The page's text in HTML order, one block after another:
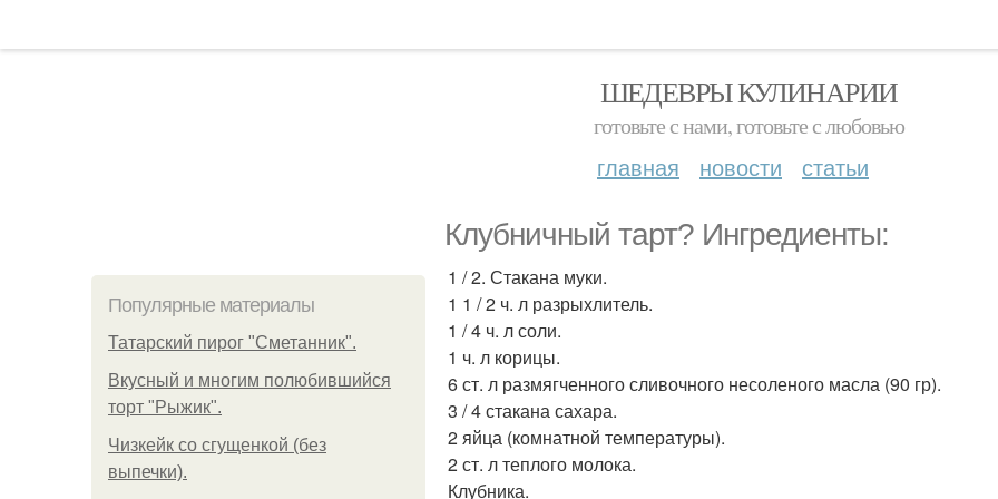
ШЕДЕВРЫ КУЛИНАРИИ
готовьте с нами, готовьте с любовью
главная новости статьи
Клубничный тарт? Ингредиенты:
Популярные материалы
Татарский пирог "Сметанник".
Вкусный и многим полюбившийся
торт "Рыжик".
Чизкейк со сгущенкой (без
выпечки).
1 / 2. Стакана муки.
1 1 / 2 ч. л разрыхлитель.
1 / 4 ч. л соли.
1 ч. л корицы.
6 ст. л размягченного сливочного несоленого масла (90 гр).
3 / 4 стакана сахара.
2 яйца (комнатной температуры).
2 ст. л теплого молока.
Клубника.